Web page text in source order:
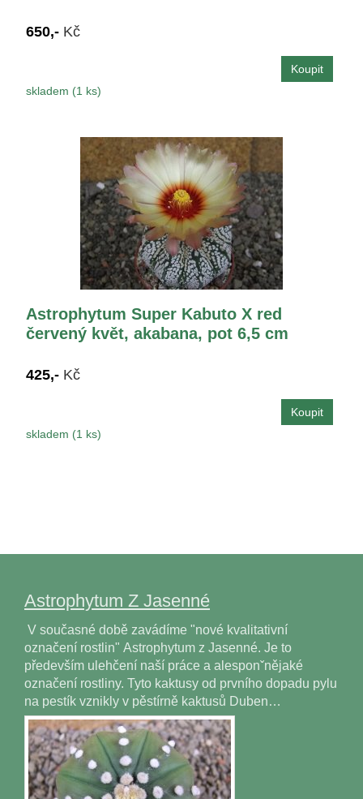
650,- Kč
skladem (1 ks)
Astrophytum Super Kabuto X red
červený květ, akabana, pot 6,5 cm
425,- Kč
skladem (1 ks)
Astrophytum Z Jasenné
V současné době zavádíme "nové kvalitativní
označení rostlin" Astrophytum z Jasenné. Je to
především ulehčení naší práce a alesponˇnějaké
označení rostliny. Tyto kaktusy od prvního dopadu pylu
na pestík vznikly v pěstírně kaktusů Duben…